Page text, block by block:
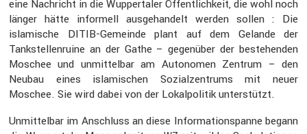
eine Nachricht in die Wupper­taler Öffent­lich­keit, die wohl noch
länger hätte infor­mell ausge­han­delt werden sollen : Die
islami­sche DITIB-Gemeinde plant auf dem Gelande der
Tankstel­len­ruine an der Gathe – gegen­über der bestehenden
Moschee und unmit­telbar am Autonomen Zentrum – den
Neubau eines islami­schen Sozial­zen­trums mit neuer
Moschee. Sie wird dabei von der Lokal­po­litik unter­stützt.
Unmit­telbar im Anschluss an diese Infor­ma­ti­ons­panne begann